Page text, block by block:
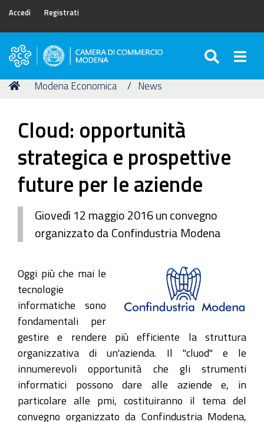
Accedi Registrati
Camera
Commercio
Tu
Home
Modena Economica News
Cloud: opportunità
strategica e prospettive
future per le aziende
Giovedì 12 maggio 2016 un convegno
organizzato da Confindustria Modena
Oggi più che mai le
tecnologie
informatiche sono
fondamentali per
gestire e rendere più efficiente la struttura
organizzativa di un'azienda. Il "cluod" e le
innumerevoli opportunità che gli strumenti
informatici possono dare alle aziende e, in
particolare alle pmi, costituiranno il tema del
convegno organizzato da Confindustria Modena,